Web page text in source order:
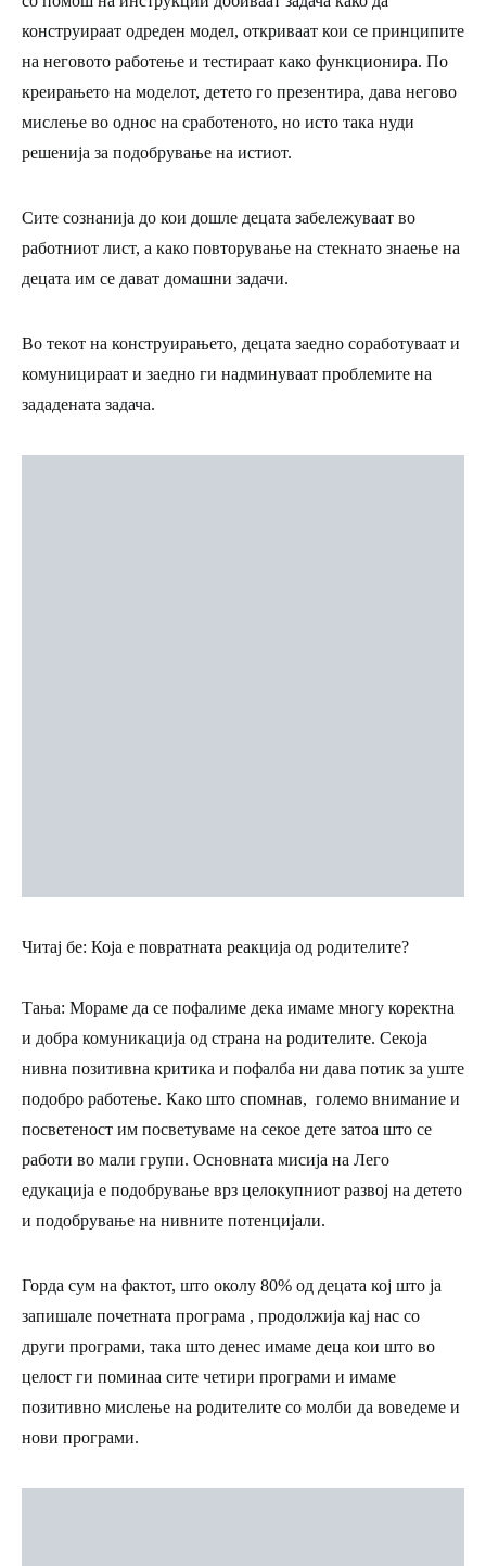
конструираат одреден модел, откриваат кои се принципите
на неговото работење и тестираат како функционира. По
креирањето на моделот, детето го презентира, дава негово
мислење во однос на сработеното, но исто така нуди
решенија за подобрување на истиот.
Сите сознанија до кои дошле децата забележуваат во
работниот лист, а како повторување на стекнато знаење на
децата им се дават домашни задачи.
Во текот на конструирањето, децата заедно соработуваат и
комуницираат и заедно ги надминуваат проблемите на
зададената задача.
Читај бе: Која е повратната реакција од родителите?
Тања: Мораме да се пофалиме дека имаме многу коректна
и добра комуникација од страна на родителите. Секоја
нивна позитивна критика и пофалба ни дава потик за уште
подобро работење. Како што спомнав, големо внимание и
посветеност им посветуваме на секое дете затоа што се
работи во мали групи. Основната мисија на Лего
едукација е подобрување врз целокупниот развој на детето
и подобрување на нивните потенцијали.
Горда сум на фактот, што околу 80% од децата кој што ја
запишале почетната програма , продолжија кај нас со
други програми, така што денес имаме деца кои што во
целост ги поминаа сите четири програми и имаме
позитивно мислење на родителите со молби да воведеме и
нови програми.